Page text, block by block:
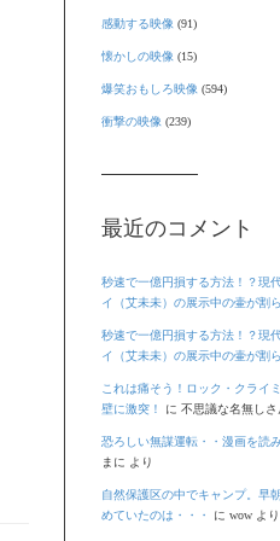
感動する映像 (91)
懐かしの映像 (15)
爆笑おもしろ映像 (594)
衝撃の映像 (239)
最近のコメント
秒速で一億円損する方法！？現
イ（艾未未）の展示中の壷が割
秒速で一億円損する方法！？現
イ（艾未未）の展示中の壷が割
これは痛そう！ロック・クライ
壁に激突！
に 不思議な名無しさ
恐ろしい無謀運転・・漫画を読
まに より
自然保護区の中でキャンプ。早
めていたのは・・・
に wowより